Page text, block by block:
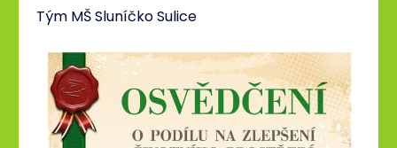
Tým MŠ Sluníčko Sulice